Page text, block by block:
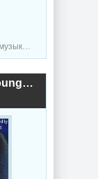
Хиты
TOP Non-Stop 2000-2009 - Lounge &amp; Chillout (2019) торрент